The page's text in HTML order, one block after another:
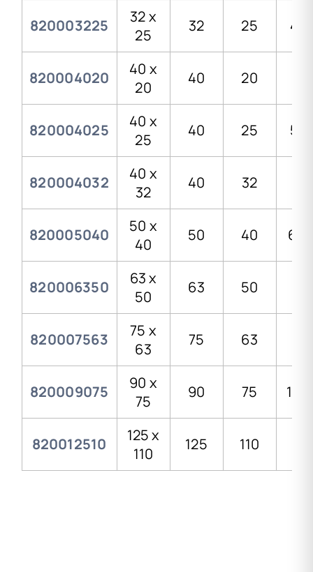
820003225
32 x
25
32 25
820004020
40 x
20
40 20
820004025
40 x
25
40 25
820004032
40 x
32
40 32
820005040
50 x
40
50 40
820006350
63 x
50
63 50
820007563
75 x
63
75 63
820009075
90 x
75
90 75
820012510
125 x
110
125 110